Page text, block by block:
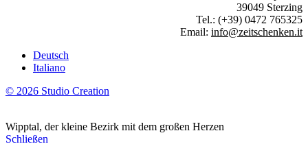
39049 Sterzing
Tel.: (+39) 0472 765325
Email: info@zeitschenken.it
Deutsch
Italiano
© 2026 Studio Creation
Wipptal, der kleine Bezirk mit dem großen Herzen
Schließen